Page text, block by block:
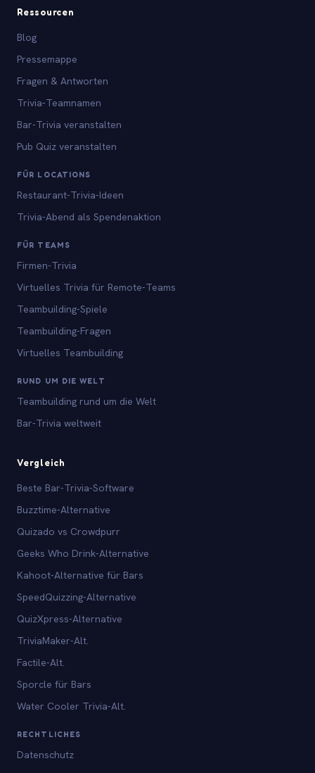
Ressourcen
Blog
Pressemappe
Fragen & Antworten
Trivia-Teamnamen
Bar-Trivia veranstalten
Pub Quiz veranstalten
FÜR LOCATIONS
Restaurant-Trivia-Ideen
Trivia-Abend als Spendenaktion
FÜR TEAMS
Firmen-Trivia
Virtuelles Trivia für Remote-Teams
Teambuilding-Spiele
Teambuilding-Fragen
Virtuelles Teambuilding
RUND UM DIE WELT
Teambuilding rund um die Welt
Bar-Trivia weltweit
Vergleich
Beste Bar-Trivia-Software
Buzztime-Alternative
Quizado vs Crowdpurr
Geeks Who Drink-Alternative
Kahoot-Alternative für Bars
SpeedQuizzing-Alternative
QuizXpress-Alternative
TriviaMaker-Alt.
Factile-Alt.
Sporcle für Bars
Water Cooler Trivia-Alt.
RECHTLICHES
Datenschutz